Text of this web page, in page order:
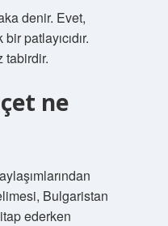
denir. Evet,
patlayıcıdır.
tabirdir.
ne
Bulgaristan
ederken